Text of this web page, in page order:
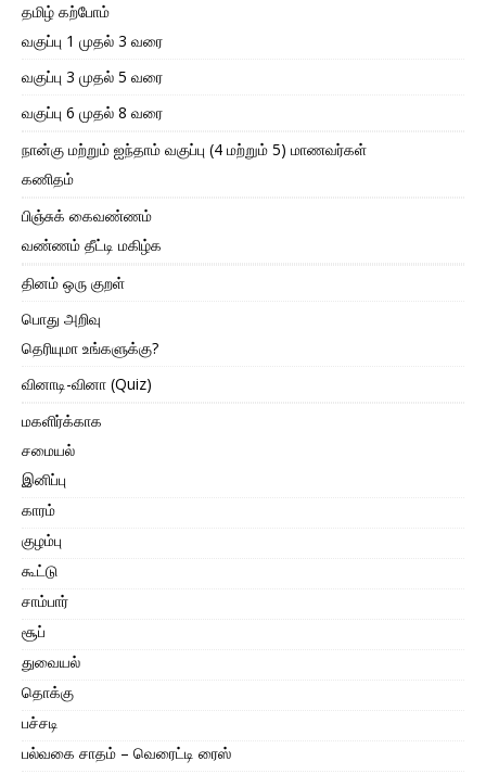
தமிழ் கற்போம்
வகுப்பு 1 முதல் 3 வரை
வகுப்பு 3 முதல் 5 வரை
வகுப்பு 6 முதல் 8 வரை
நான்கு மற்றும் ஐந்தாம் வகுப்பு (4 மற்றும் 5) மாணவர்கள்
கணிதம்
பிஞ்சுக் கைவண்ணம்
வண்ணம் தீட்டி மகிழ்க
தினம் ஒரு குறள்
பொது அறிவு
தெரியுமா உங்களுக்கு?
வினாடி-வினா (Quiz)
மகளிர்க்காக
சமையல்
இனிப்பு
காரம்
குழம்பு
கூட்டு
சாம்பார்
சூப்
துவையல்
தொக்கு
பச்சடி
பல்வகை சாதம் – வெரைட்டி ரைஸ்